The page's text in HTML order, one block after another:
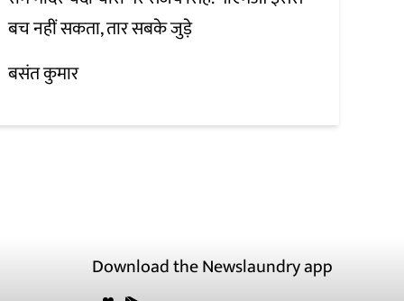
बच नहीं सकता, तार सबके जुड़े
बसंत कुमार
Download the Newslaundry app